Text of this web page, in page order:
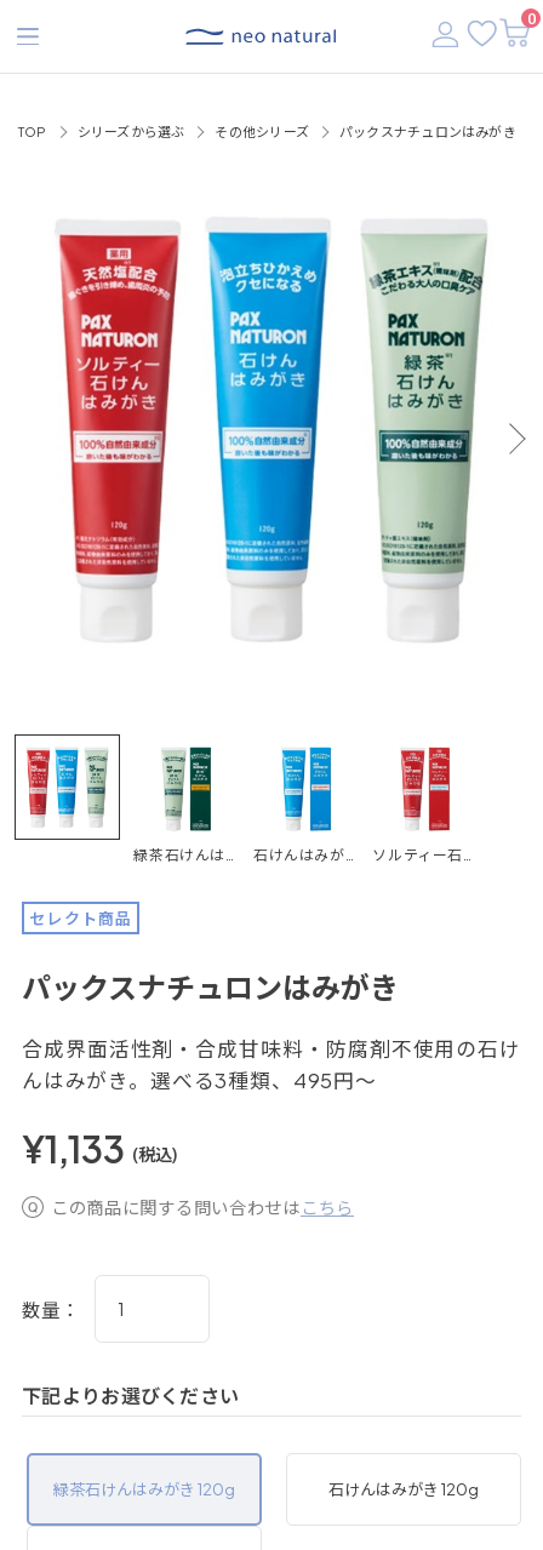
0
TOP シリーズから選ぶ その他シリーズ パックスナチュロンはみがき
緑茶石けんはみがき 120g 石けんはみがき 120g ソルティー石けんはみがき 120g
セレクト商品
パックスナチュロンはみがき
合成界面活性剤・合成甘味料・防腐剤不使用の石け
んはみがき。選べる3種類、495円～
¥1,133 (税込)
この商品に関する問い合わせは こちら
数量：
下記よりお選びください
緑茶石けんはみがき 120g 石けんはみがき 120g